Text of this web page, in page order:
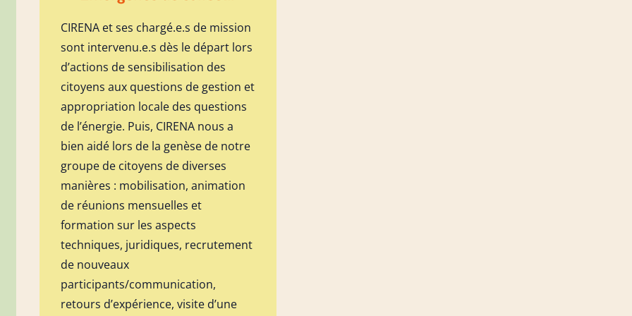
CIRENA et ses chargé.e.s de mission
sont intervenu.e.s dès le départ lors
d’actions de sensibilisation des
citoyens aux questions de gestion et
appropriation locale des questions
de l’énergie. Puis, CIRENA nous a
bien aidé lors de la genèse de notre
groupe de citoyens de diverses
manières : mobilisation, animation
de réunions mensuelles et
formation sur les aspects
techniques, juridiques, recrutement
de nouveaux
participants/communication,
retours d’expérience, visite d’une